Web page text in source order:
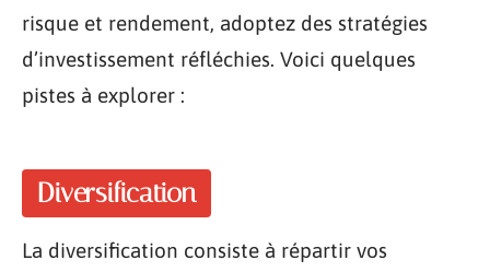
risque et rendement, adoptez des stratégies
d’investissement réfléchies. Voici quelques
pistes à explorer :
Diversification
La diversification consiste à répartir vos